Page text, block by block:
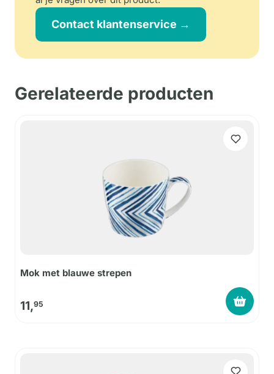
Contact klantenservice →
Gerelateerde producten
Mok met blauwe strepen
11,95